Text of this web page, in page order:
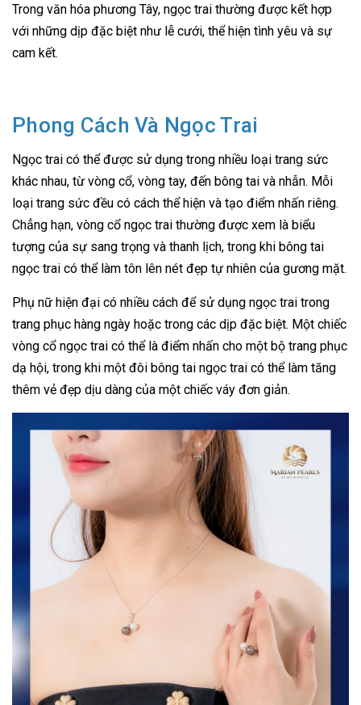
Trong văn hóa phương Tây, ngọc trai thường được kết hợp
với những dịp đặc biệt như lễ cưới, thể hiện tình yêu và sự
cam kết.
Phong Cách Và Ngọc Trai
Ngọc trai có thể được sử dụng trong nhiều loại trang sức
khác nhau, từ vòng cổ, vòng tay, đến bông tai và nhẫn. Mỗi
loại trang sức đều có cách thể hiện và tạo điểm nhấn riêng.
Chẳng hạn, vòng cổ ngọc trai thường được xem là biểu
tượng của sự sang trọng và thanh lịch, trong khi bông tai
ngọc trai có thể làm tôn lên nét đẹp tự nhiên của gương mặt.
Phụ nữ hiện đại có nhiều cách để sử dụng ngọc trai trong
trang phục hàng ngày hoặc trong các dịp đặc biệt. Một chiếc
vòng cổ ngọc trai có thể là điểm nhấn cho một bộ trang phục
dạ hội, trong khi một đôi bông tai ngọc trai có thể làm tăng
thêm vẻ đẹp dịu dàng của một chiếc váy đơn giản.